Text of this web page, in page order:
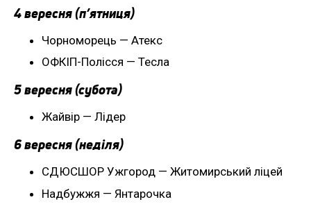
4 вересня (п’ятниця)
Чорноморець — Атекс
ОФКІП-Полісся — Тесла
5 вересня (субота)
Жайвір — Лідер
6 вересня (неділя)
СДЮСШОР Ужгород — Житомирський ліцей
Надбужжя — Янтарочка